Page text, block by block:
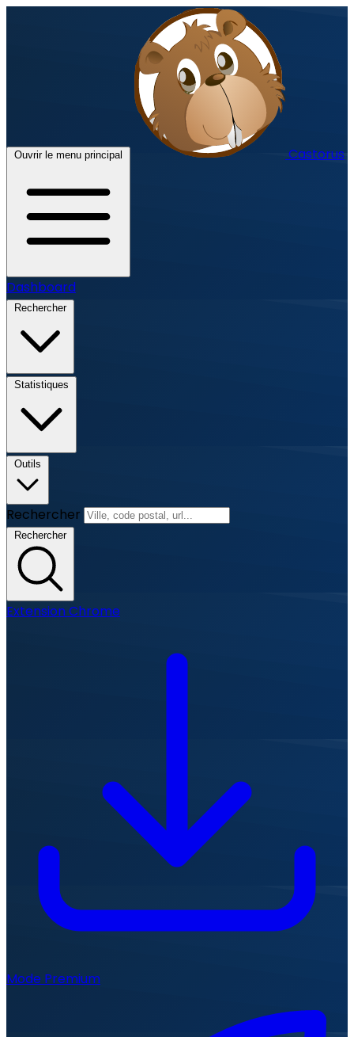
Ouvrir le menu principal Castorus
Dashboard
Rechercher
Statistiques
Outils
Rechercher
Rechercher
Extension Chrome
Mode Premium